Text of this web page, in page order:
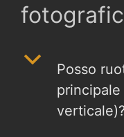
b
Posso
verticale)?